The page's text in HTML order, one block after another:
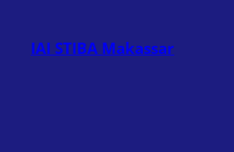
konten
IAI STIBA Makassar